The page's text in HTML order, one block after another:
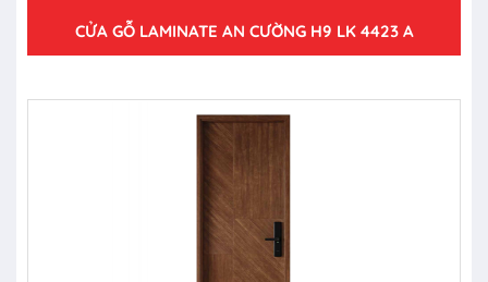
CỬA GỖ LAMINATE AN CƯỜNG H9 LK 4423 A